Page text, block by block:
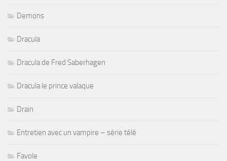
Demons
Dracula
Dracula de Fred Saberhagen
Dracula le prince valaque
Drain
Entretien avec un vampire – série télé
Favole